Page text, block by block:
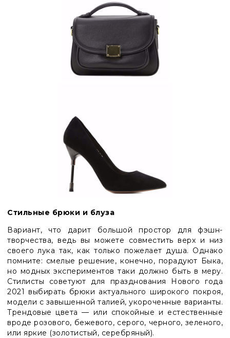
Стильные брюки и блуза
Вариант, что дарит большой простор для фэшн-
творчества, ведь вы можете совместить верх и низ
своего лука так, как только пожелает душа. Однако
помните: смелые решение, конечно, порадуют Быка,
но модных экспериментов таки должно быть в меру.
Стилисты советуют для празднования Нового года
2021 выбирать брюки актуального широкого покроя,
модели с завышенной талией, укороченные варианты.
Трендовые цвета— или спокойные и естественные
вроде розового, бежевого, серого, черного, зеленого,
или яркие (золотистый, серебряный).